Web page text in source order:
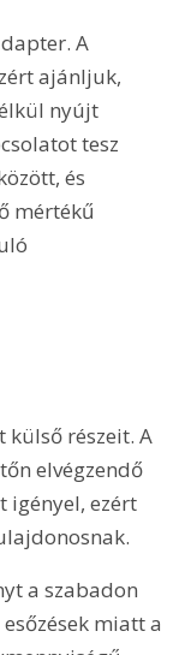
A
ajánljuk,
nyújt
tesz
és
mértékű
részeit. A
elvégzendő
igényel, ezért
a szabadon
miatt a